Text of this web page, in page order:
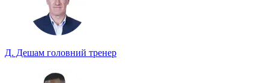
Д. Дешам головний тренер